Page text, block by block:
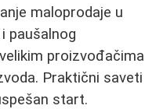
maloprodaje u
paušalnog
proizvođačima
Praktični saveti
start.